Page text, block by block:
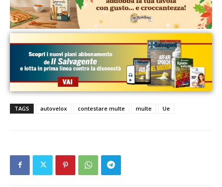
TAGS autovelox contestare multe multe Ue